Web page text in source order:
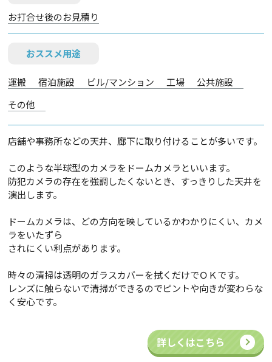
お打合せ後のお見積り
おススメ用途
運搬 宿泊施設 ビル/マンション 工場
公共施設
その他
店舗や事務所などの天井、廊下に取り付けることが多いです。
このような半球型のカメラをドームカメラといいます。
防犯カメラの存在を強調したくないとき、すっきりした天井を
演出します。
ドームカメラは、どの方向を映しているかわかりにくい、カメ
ラをいたずら
されにくい利点があります。
時々の清掃は透明のガラスカバーを拭くだけでＯＫです。
レンズに触らないで清掃ができるのでピントや向きが変わらな
く安心です。
詳しくはこちら